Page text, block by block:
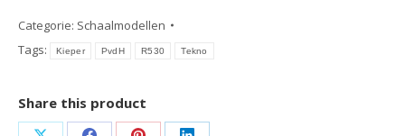
Categorie: Schaalmodellen
Tags:
Kieper PvdH R530 Tekno
Share this product